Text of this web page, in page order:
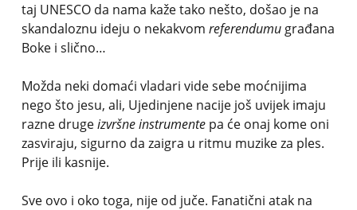
taj UNESCO da nama kaže tako nešto, došao je na
skandaloznu ideju o nekakvom referendumugrađana
Boke i slično…
Možda neki domaći vladari vide sebe moćnijima
nego što jesu, ali, Ujedinjene nacije još uvijek imaju
razne drugeizvršne instrumentepa će onaj kome oni
zasviraju, sigurno da zaigra u ritmu muzike za ples.
Prije ili kasnije.
Sve ovo i oko toga, nije od juče. Fanatični atak na